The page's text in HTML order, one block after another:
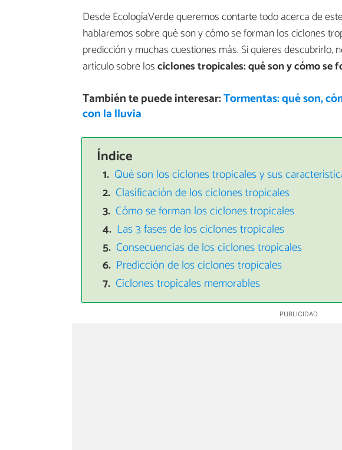
Desde EcologíaVerde queremos contarte todo acerca de
hablaremos sobre qué son y cómo se forman los ciclones
predicción y muchas cuestiones más. Si quieres
artículo sobre losciclones tropicales: qué son y cómo se
También te puede interesar:Tormentas: qué son,
con la lluvia
Índice
Qué son los ciclones tropicales y sus
Clasificación de los ciclones tropicales
Cómo se forman los ciclones tropicales
Las 3 fases de los ciclones tropicales
Consecuencias de los ciclones tropicales
Predicción de los ciclones tropicales
Ciclones tropicales memorables